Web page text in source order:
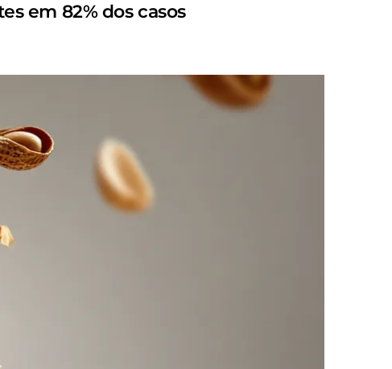
em 82% dos casos